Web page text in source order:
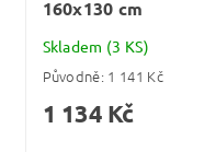
160x130 cm
Skladem (3 KS)
Původně: 1 141 Kč
1 134 Kč